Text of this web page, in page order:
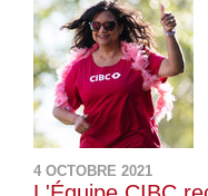
4 OCTOBRE 2021